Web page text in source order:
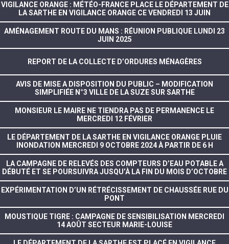
VIGILANCE ORANGE : MÉTÉO-FRANCE PLACE LE DÉPARTEMENT DE
LA SARTHE EN VIGILANCE ORANGE CE VENDREDI 13 JUIN
AMÉNAGEMENT ROUTE DU MANS : RÉUNION PUBLIQUE LUNDI 23
JUIN 2025
REPORT DE LA COLLECTE D’ORDURES MÉNAGÈRES
AVIS DE MISE A DISPOSITION DU PUBLIC – MODIFICATION
SIMPLIFIÉE N°3 VILLE DE LA SUZE SUR SARTHE
MONSIEUR LE MAIRE NE TIENDRA PAS DE PERMANENCE LE
MERCREDI 12 FÉVRIER
LE DÉPARTEMENT DE LA SARTHE EN VIGILANCE ORANGE PLUIE
INONDATION MERCREDI 9 OCTOBRE 2024 À PARTIR DE 6 H
LA CAMPAGNE DE RELEVÉS DES COMPTEURS D’EAU POTABLE A
DÉBUTÉ ET SE POURSUIVRA JUSQU’À LA FIN DU MOIS D’OCTOBRE
EXPÉRIMENTATION D’UN RÉTRÉCISSEMENT DE CHAUSSÉE RUE DU
PONT
MOUSTIQUE TIGRE : CAMPAGNE DE SENSIBILISATION MERCREDI
14 AOÛT SECTEUR MARIE-LOUISE